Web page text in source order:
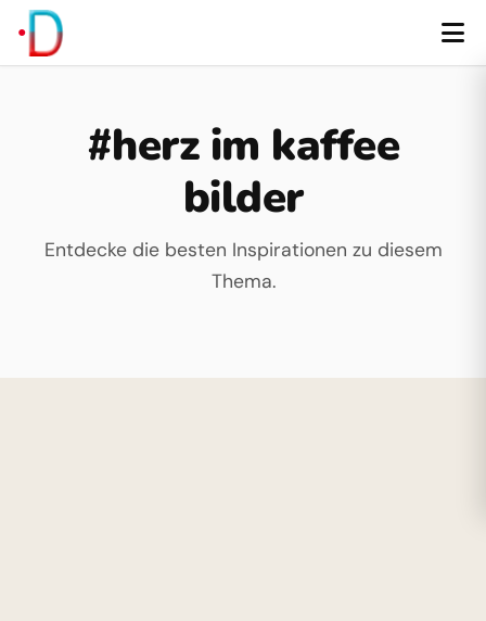
#herz im kaffee
bilder
Entdecke die besten Inspirationen zu diesem
Thema.